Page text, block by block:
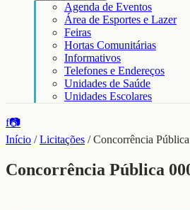
Agenda de Eventos
Área de Esportes e Lazer
Feiras
Hortas Comunitárias
Informativos
Telefones e Endereços
Unidades de Saúde
Unidades Escolares
f📷
Início /Licitações /Concorrência
Concorrência Pública